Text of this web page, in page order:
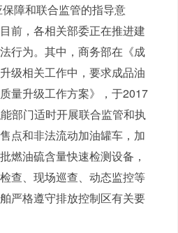
障和联合监管的指导意
前，各相关部委正在推进建
行为。其中，商务部在《成
级相关工作中，要求成品油
量升级工作方案》，于2017
部门适时开展联合监管和执
点和非法流动加油罐车，加
燃油硫含量快速检测设备，
查、现场巡查、动态监控等
严格遵守排放控制区有关要